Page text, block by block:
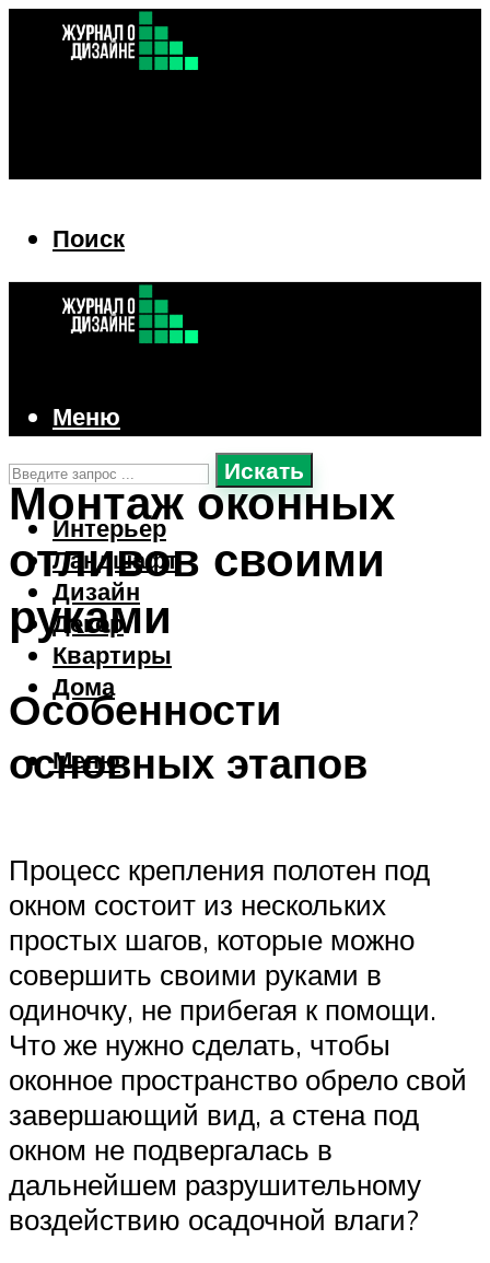
Поиск
Искать
Интерьер
Ландшафт
Дизайн
Декор
Квартиры
Дома
Меню
Меню
Монтаж оконных
отливов своими
руками
Особенности
основных этапов
Процесс крепления полотен под
окном состоит из нескольких
простых шагов, которые можно
совершить своими руками в
одиночку, не прибегая к помощи.
Что же нужно сделать, чтобы
оконное пространство обрело свой
завершающий вид, а стена под
окном не подвергалась в
дальнейшем разрушительному
воздействию осадочной влаги?